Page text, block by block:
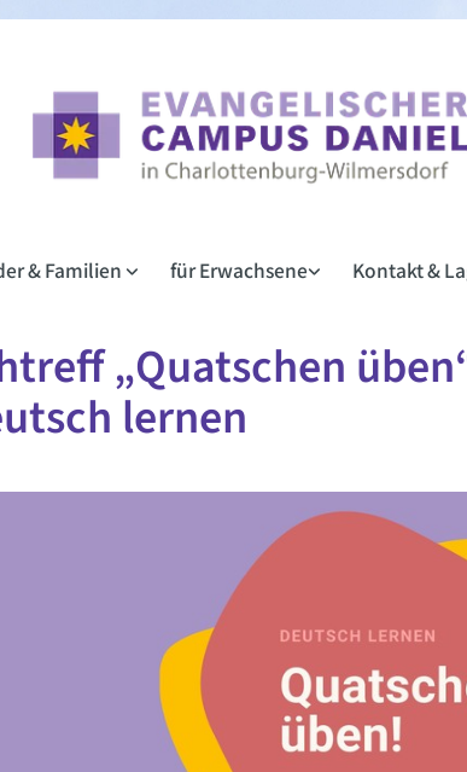
& Familien für Erwachsene Kontakt &
„Quatschen
lernen